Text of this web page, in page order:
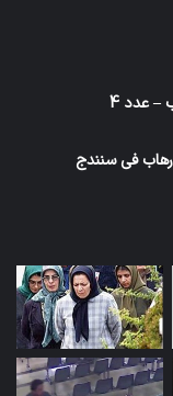
– عدد 4
في سنندج